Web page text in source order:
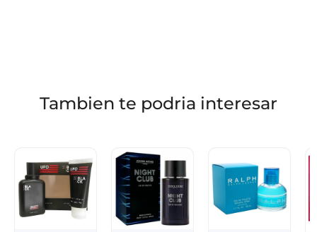
Tambien te podria interesar